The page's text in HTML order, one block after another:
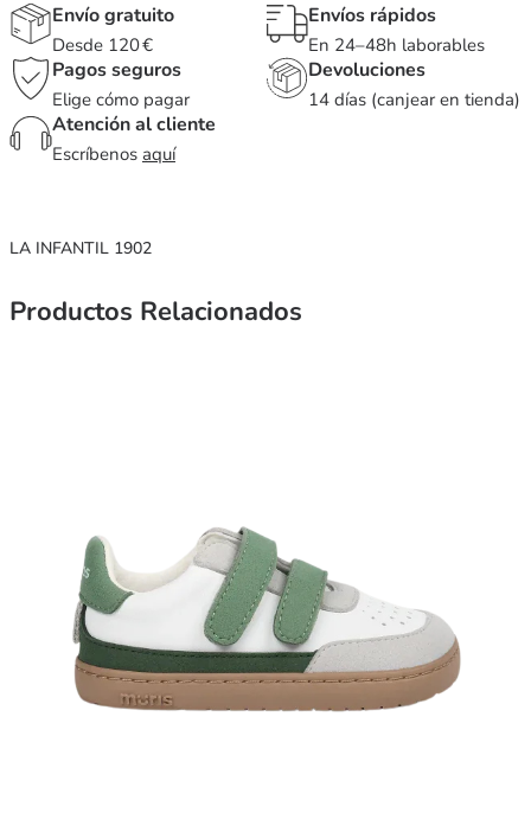
Envío gratuito
Desde 120 €
Envíos rápidos
En 24–48h laborables
Pagos seguros
Elige cómo pagar
Devoluciones
14 días (canjear en tienda)
Atención al cliente
Escríbenos aquí
LA INFANTIL 1902
Productos Relacionados